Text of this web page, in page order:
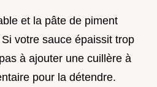
et la pâte de piment
votre sauce épaissit trop
à ajouter une cuillère à
pour la détendre.